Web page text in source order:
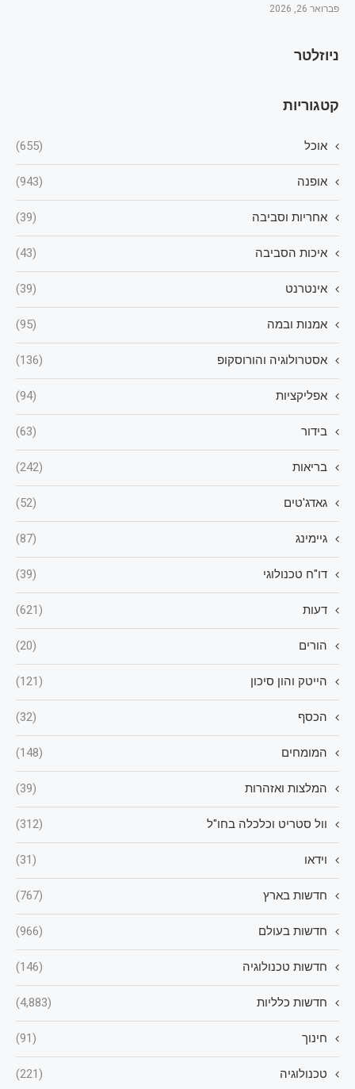
פברואר 26, 2026
ניוזלטר
קטגוריות
אוכל (655)
אופנה (943)
אחריות וסביבה (39)
איכות הסביבה (43)
אינטרנט (39)
אמנות ובמה (95)
אסטרולוגיה והורוסקופ (136)
אפליקציות (94)
בידור (63)
בריאות (242)
גאדג'טים (52)
גיימינג (87)
דו"ח טכנולוגי (39)
דעות (621)
הורים (20)
הייטק והון סיכון (121)
הכסף (32)
המומחים (148)
המלצות ואזהרות (39)
וול סטריט וכלכלה בחו"ל (312)
וידאו (31)
חדשות בארץ (767)
חדשות בעולם (966)
חדשות טכנולוגיה (146)
חדשות כלליות (4,883)
חינוך (91)
טכנולוגיה (221)